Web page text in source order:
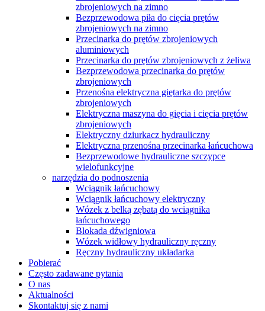
zbrojeniowych na zimno
Bezprzewodowa piła do cięcia prętów
zbrojeniowych na zimno
Przecinarka do prętów zbrojeniowych
aluminiowych
Przecinarka do prętów zbrojeniowych z żeliwa
Bezprzewodowa przecinarka do prętów
zbrojeniowych
Przenośna elektryczna giętarka do prętów
zbrojeniowych
Elektryczna maszyna do gięcia i cięcia prętów
zbrojeniowych
Elektryczny dziurkacz hydrauliczny
Elektryczna przenośna przecinarka łańcuchowa
Bezprzewodowe hydrauliczne szczypce
wielofunkcyjne
narzędzia do podnoszenia
Wciągnik łańcuchowy
Wciągnik łańcuchowy elektryczny
Wózek z belką zębatą do wciągnika
łańcuchowego
Blokada dźwigniowa
Wózek widłowy hydrauliczny ręczny
Ręczny hydrauliczny układarka
Pobierać
Często zadawane pytania
O nas
Aktualności
Skontaktuj się z nami